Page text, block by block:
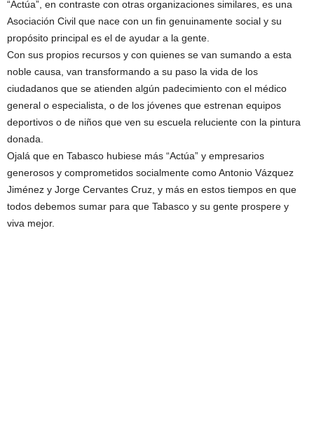
“Actúa”, en contraste con otras organizaciones similares, es una
Asociación Civil que nace con un fin genuinamente social y su
propósito principal es el de ayudar a la gente.
Con sus propios recursos y con quienes se van sumando a esta
noble causa, van transformando a su paso la vida de los
ciudadanos que se atienden algún padecimiento con el médico
general o especialista, o de los jóvenes que estrenan equipos
deportivos o de niños que ven su escuela reluciente con la pintura
donada.
Ojalá que en Tabasco hubiese más “Actúa” y empresarios
generosos y comprometidos socialmente como Antonio Vázquez
Jiménez y Jorge Cervantes Cruz, y más en estos tiempos en que
todos debemos sumar para que Tabasco y su gente prospere y
viva mejor.